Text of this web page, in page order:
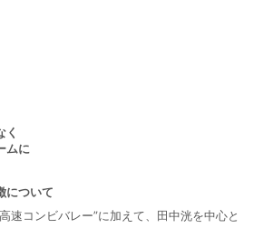
く
ムに
ついて
速コンビバレー”に加えて、田中洸を中心と